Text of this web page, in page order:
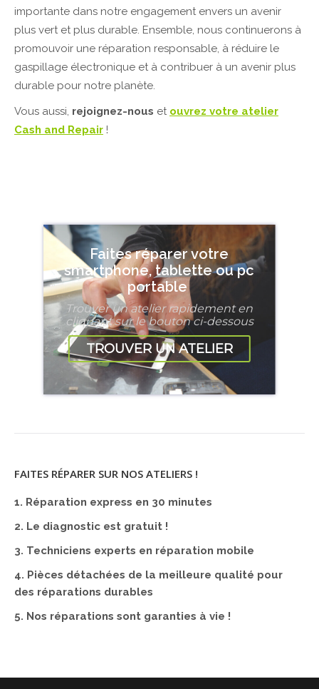
importante dans notre engagement envers un avenir
plus vert et plus durable. Ensemble, nous continuerons à
promouvoir une réparation responsable, à réduire le
gaspillage électronique et à contribuer à un avenir plus
durable pour notre planète.
Vous aussi, rejoignez-nous et ouvrez votre atelier
Cash and Repair !
Faites réparer votre
smartphone, tablette ou pc
portable
Trouver un atelier rapidement en
cliquant sur le bouton ci-dessous
TROUVER UN ATELIER
FAITES RÉPARER SUR NOS ATELIERS !
1. Réparation express en 30 minutes
2. Le diagnostic est gratuit !
3. Techniciens experts en réparation mobile
4. Pièces détachées de la meilleure qualité pour
des réparations durables
5. Nos réparations sont garanties à vie !